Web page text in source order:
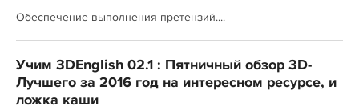
Обеспечение выполнения претензий....
Учим 3DEnglish 02.1 : Пятничный обзор 3D-
Лучшего за 2016 год на интересном ресурсе, и
ложка каши